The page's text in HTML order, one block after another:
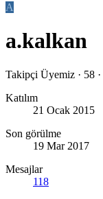
A
a.kalkan
Takipçi Üyemiz · 58 ·
Katılım
21 Ocak 2015
Son görülme
19 Mar 2017
Mesajlar
118